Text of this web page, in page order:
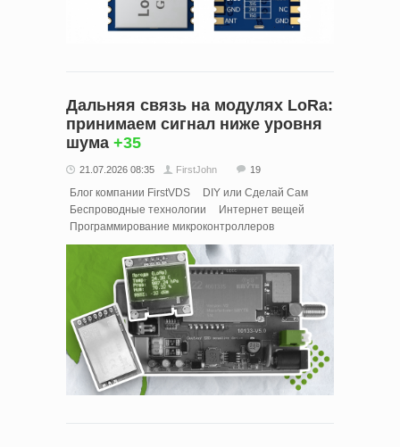
Дальняя связь на модулях LoRa:
принимаем сигнал ниже уровня
шума +35
21.07.2026 08:35 FirstJohn 19
Блог компании FirstVDS
DIY или Сделай Сам
Беспроводные технологии
Интернет вещей
Программирование микроконтроллеров